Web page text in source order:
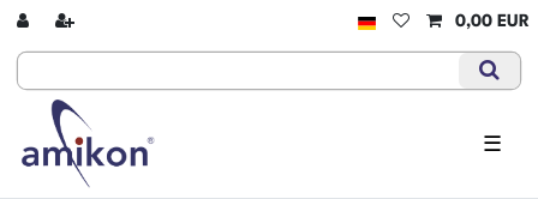
0,00 EUR
☰